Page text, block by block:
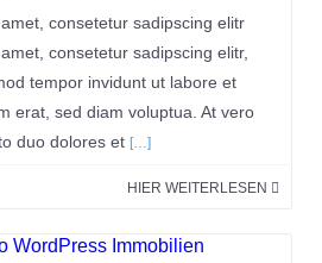
consetetur sadipscing elitr
consetetur sadipscing elitr,
tempor invidunt ut labore et
erat, sed diam voluptua. At vero
duo dolores et […]
HIER WEITERLESEN